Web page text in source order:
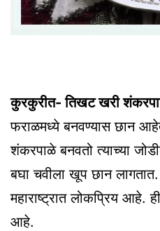
कुरकुरीत- तिखट खरी
फराळमध्ये बनवण्यास छान
शंकरपाळे बनवतो त्याच्या
बघा चवीला खूप छान
महाराष्ट्रात लोकप्रिय आहे.
आहे.